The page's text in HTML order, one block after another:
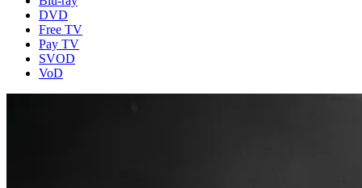
DVD
Free TV
Pay TV
SVOD
VoD